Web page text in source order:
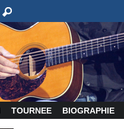
TOURNEE BIOGRAPHIE